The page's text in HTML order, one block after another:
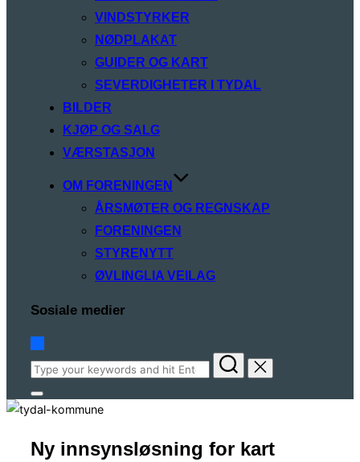
VINDSTYRKER
NØDPLAKAT
GUIDER OG KART
SEVERDIGHETER I TYDAL
BILDER
KJØP OG SALG
VÆRSTASJON
OM FORENINGEN
ÅRSMØTER OG REGNSKAP
FORENINGEN
STYRENYTT
ØVLINGLIA VEILAG
Sosiale medier
Search
for:
Toggle
sidebar
Ny innsynsløsning for kart